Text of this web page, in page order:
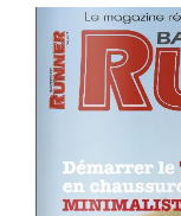
o
o
k
o
n